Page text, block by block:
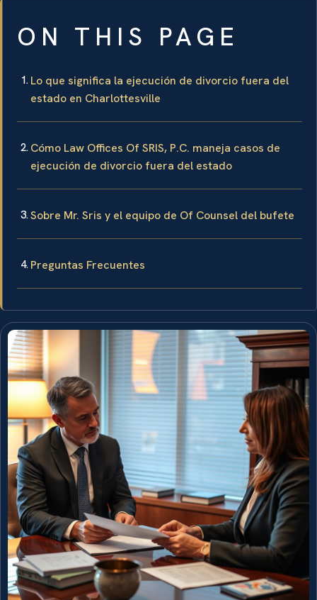
ON THIS PAGE
Lo que significa la ejecución de divorcio fuera del
estado en Charlottesville
Cómo Law Offices Of SRIS, P.C. maneja casos de
ejecución de divorcio fuera del estado
Sobre Mr. Sris y el equipo de Of Counsel del bufete
Preguntas Frecuentes